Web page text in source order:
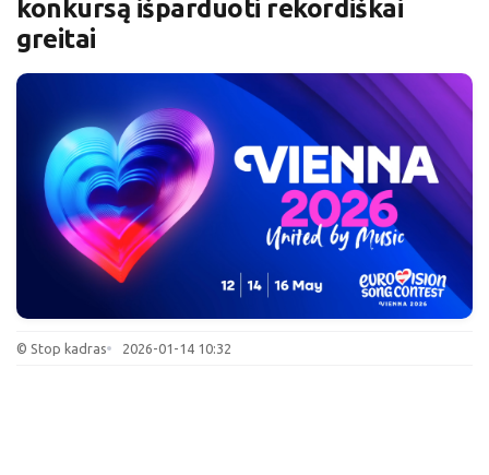
konkursą išparduoti rekordiškai
greitai
© Stop kadras 2026-01-14 10:32